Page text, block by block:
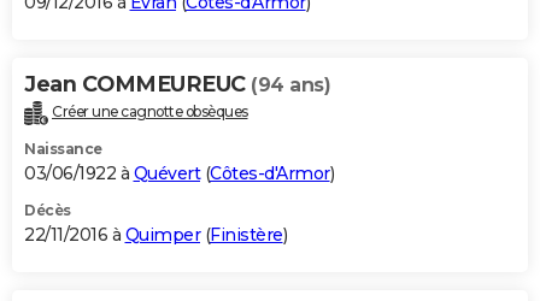
Jean COMMEUREUC (94 ans)
Créer une cagnotte obsèques
Naissance
03/06/1922 à Quévert(Côtes-d'Armor)
Décès
22/11/2016 à Quimper(Finistère)